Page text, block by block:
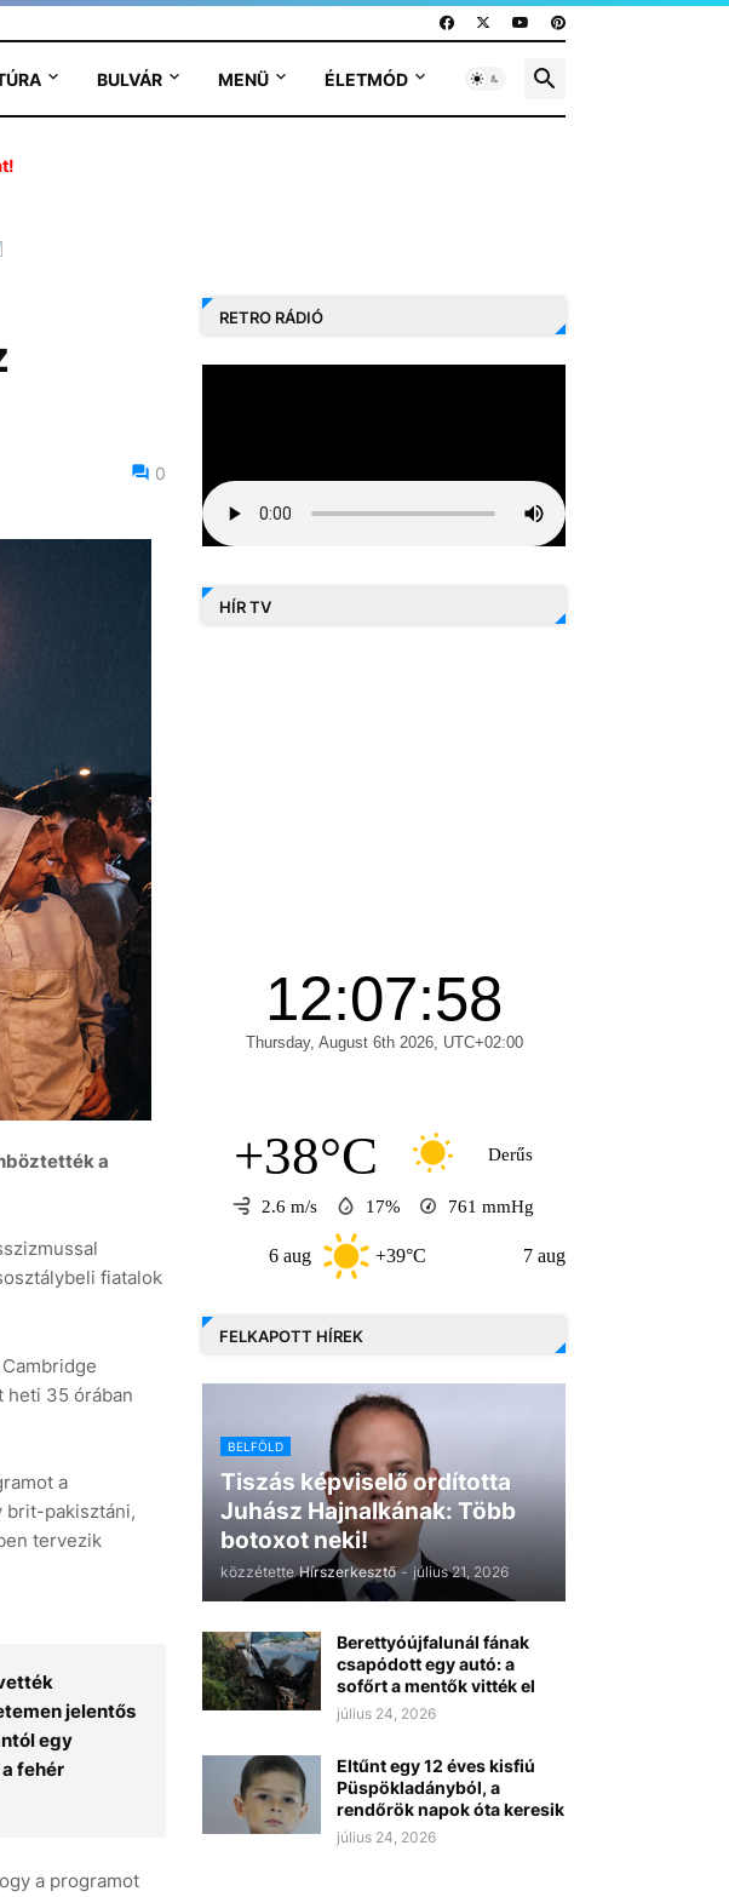
BULVÁR MENÜ ÉLETMÓD
0
a
fiatalok
heti 35 órában
a
brit-pakisztáni,
tervezik
jelentős
egy
fehér
a programot
RETRO RÁDIÓ
HÍR TV
+38°C Derűs
2.6 m/s 17% 761 mmHg
+39°C +32°C
FELKAPOTT HÍREK
BELFÖLD
Tiszás képviselő ordította
Juhász Hajnalkának: Több
botoxot neki!
közzétette Hírszerkesztő - július 21, 2026
Berettyóújfalunál fának
csapódott egy autó: a
sofőrt a mentők vitték el
július 24, 2026
Eltűnt egy 12 éves kisfiú
Püspökladányból, a
rendőrök napok óta keresik
július 24, 2026